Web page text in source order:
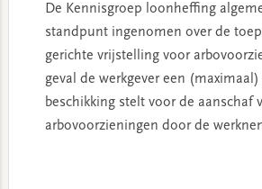
De Kennisgroep loonheffing
standpunt ingenomen over de
gerichte vrijstelling voor
geval de werkgever een
beschikking stelt voor de aanschaf
arbovoorzieningen door de